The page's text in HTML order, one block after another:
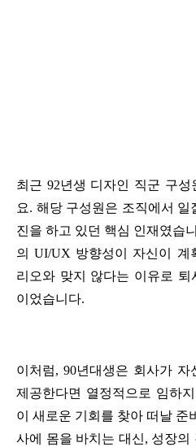
최근 92년생 디자인 직군 구
요. 해당 구성원은 조직에서
진을 하고 있던 핵심 인재였습
의 UI/UX 방향성이 자신이 계
리오와 맞지 않다는 이유로
이었습니다.
이처럼, 90년대생은 회사가
제공한다면 열정적으로 임하
이 새로운 기회를 찾아 떠날 준
사에 몸을 바치는 대신, 성장의